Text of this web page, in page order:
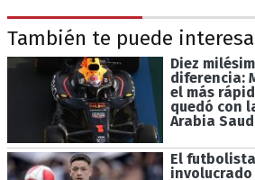
También te puede
Diez
diferencia:
el más
quedó con
Arabia
El
involucrado